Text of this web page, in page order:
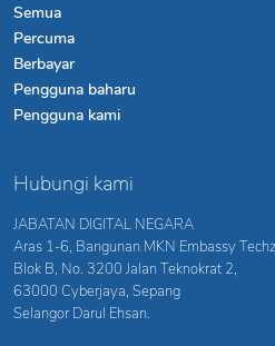
Semua
Percuma
Berbayar
Pengguna baharu
Pengguna kami
Hubungi kami
JABATAN DIGITAL NEGARA
Aras 1-6, Bangunan MKN Embassy
Blok B, No. 3200 Jalan Teknokrat 2,
63000 Cyberjaya, Sepang
Selangor Darul Ehsan.